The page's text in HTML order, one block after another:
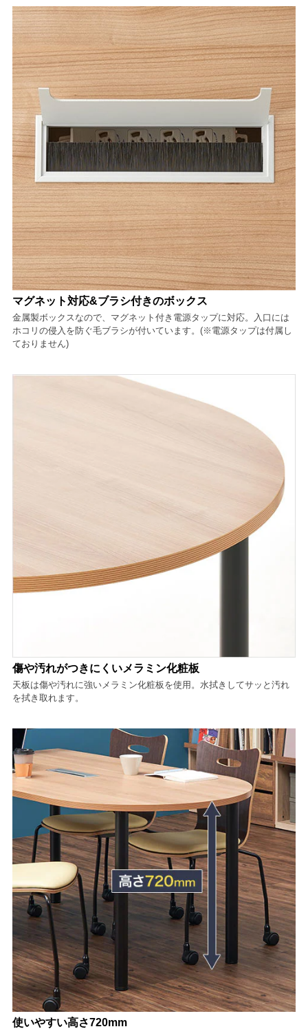
マグネット対応&ブラシ付きのボックス
金属製ボックスなので、マグネット付き電源タップに対応。入口には
ホコリの侵入を防ぐ毛ブラシが付いています。(※電源タップは付属し
ておりません)
傷や汚れがつきにくいメラミン化粧板
天板は傷や汚れに強いメラミン化粧板を使用。水拭きしてサッと汚れ
を拭き取れます。
使いやすい高さ720mm